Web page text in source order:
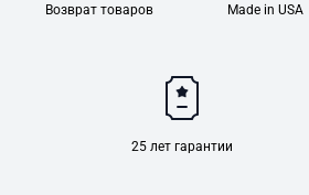
Возврат товаров Made in USA
25 лет гарантии